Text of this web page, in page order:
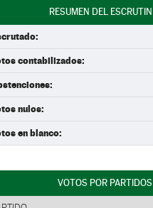
RESUMEN DEL
contabilizados:
nulos:
en blanco:
VOTOS POR